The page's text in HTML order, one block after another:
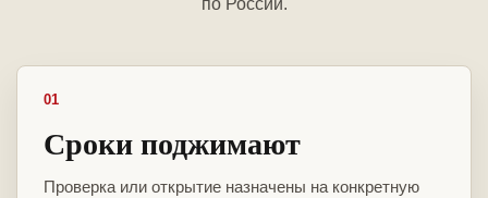
по России.
01
Сроки поджимают
Проверка или открытие назначены на конкретную